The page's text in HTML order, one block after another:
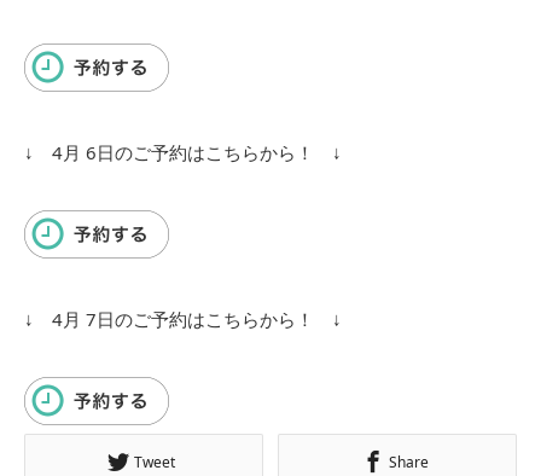
↓ 4月 6日のご予約はこちらから！ ↓
↓ 4月 7日のご予約はこちらから！ ↓
Tweet Share